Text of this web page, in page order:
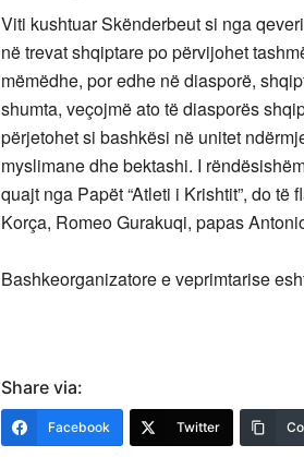
Viti kushtuar Skënderbeut si nga
në trevat shqiptare po përvijohet
mëmëdhe, por edhe në diasporë,
shumta, veçojmë ato të diasporës
përjetohet si bashkësi në unitet
myslimane dhe bektashi. I
quajt nga Papët “Atleti i Krishtit”, do
Korça, Romeo Gurakuqi, papas
Bashkeorganizatore e veprimtarise
Share via:
Facebook Twitter